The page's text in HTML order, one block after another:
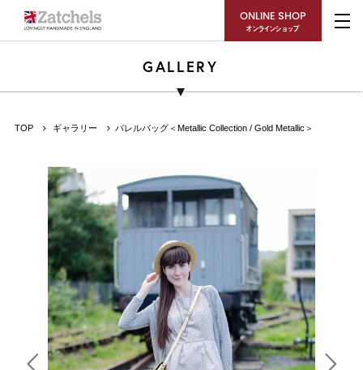
ONLINE SHOP
オンラインショップ
GALLERY
TOP ギャラリー バレルバッグ＜Metallic Collection / Gold Metallic＞